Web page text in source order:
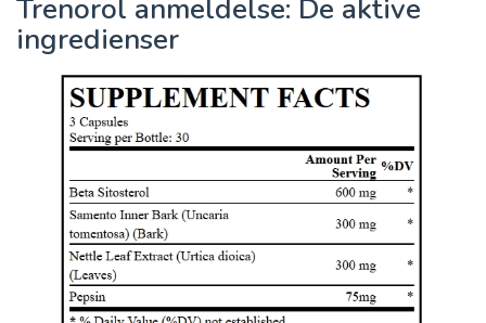
Trenorol anmeldelse: De aktive
ingredienser